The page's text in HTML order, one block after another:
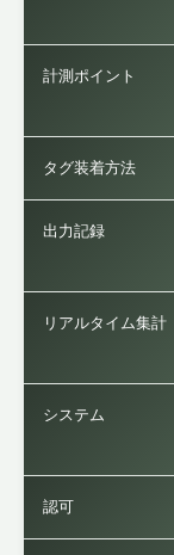
計測ポイント
タグ装着方法
出力記録
リアルタイム集計
システム
認可